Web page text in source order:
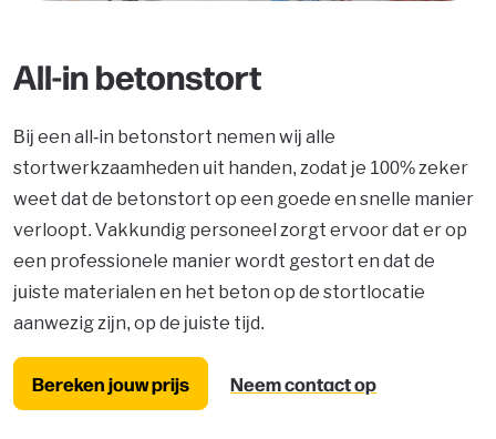
All-in betonstort
Bij een all-in betonstort nemen wij alle
stortwerkzaamheden uit handen, zodat je 100% zeker
weet dat de betonstort op een goede en snelle manier
verloopt. Vakkundig personeel zorgt ervoor dat er op
een professionele manier wordt gestort en dat de
juiste materialen en het beton op de stortlocatie
aanwezig zijn, op de juiste tijd.
Bereken jouw prijs Neem contact op